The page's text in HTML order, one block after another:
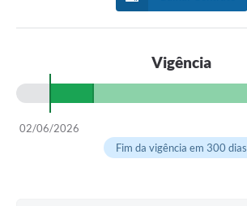
Vigência
02/06/2026
Fim da vigência em 300 dias